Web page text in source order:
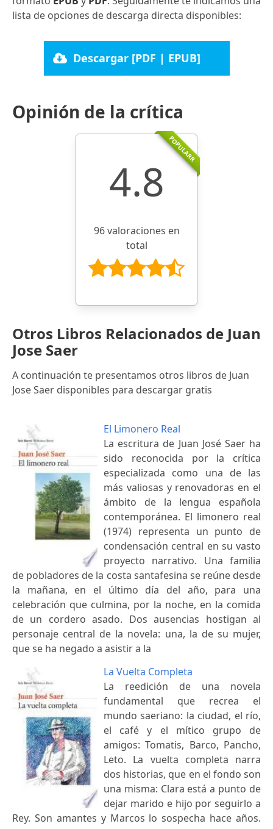
lista de opciones de descarga directa disponibles:
Descargar [PDF | EPUB]
Opinión de la crítica
POPULARR
4.8
96 valoraciones en
total
Otros Libros Relacionados de Juan
Jose Saer
A continuación te presentamos otros libros de Juan
Jose Saer disponibles para descargar gratis
El Limonero Real
La escritura de Juan José Saer ha
sido reconocida por la crítica
especializada como una de las
más valiosas y renovadoras en el
ámbito de la lengua española
contemporánea. El limonero real
(1974) representa un punto de
condensación central en su vasto
proyecto narrativo. Una familia
de pobladores de la costa santafesina se reúne desde
la mañana, en el último día del año, para una
celebración que culmina, por la noche, en la comida
de un cordero asado. Dos ausencias hostigan al
personaje central de la novela: una, la de su mujer,
que se ha negado a asistir a la
La Vuelta Completa
La reedición de una novela
fundamental que recrea el
mundo saeriano: la ciudad, el río,
el café y el mítico grupo de
amigos: Tomatis, Barco, Pancho,
Leto. La vuelta completa narra
dos historias, que en el fondo son
una misma: Clara está a punto de
dejar marido e hijo por seguirlo a
Rey. Son amantes y Marcos lo sospecha hace años.